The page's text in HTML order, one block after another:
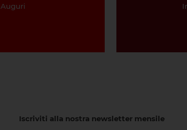
Auguri
Iscriviti alla nostra newsletter mensile